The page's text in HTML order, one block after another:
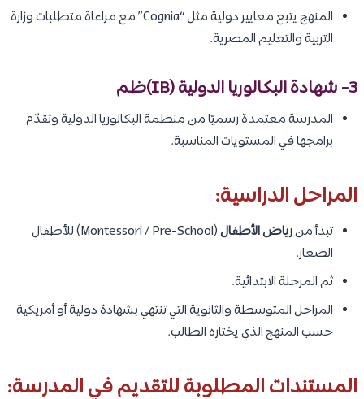
المنهج يتبع معايير دولية مثل “Cognia” مع مراعاة متطلبات وزارة
التربية والتعليم المصرية.
3- شهادة البكالوريا الدولية (IB)ظم
المدرسة معتمدة رسميًا من منظمة البكالوريا الدولية وتقدّم
برامجها في المستويات المناسبة.
المراحل الدراسية:
تبدأ منرياض الأطفال
(Montessori / Pre-School) للأطفال
الصغار.
ثم المرحلة الابتدائية.
المراحل المتوسطة والثانوية التي تنتهي بشهادة دولية أو أمريكية
حسب المنهج الذي يختاره الطالب.
المستندات المطلوبة للتقديم في المدرسة: